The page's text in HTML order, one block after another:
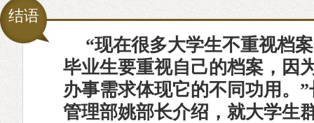
结语
“现在很多大学生不重视档
毕业生要重视自己的档案，因
办事需求体现它的不同功用。
管理部姚部长介绍，就大学生